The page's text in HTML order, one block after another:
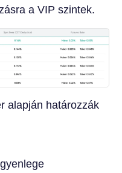
a VIP szintek.
alapján határozzák